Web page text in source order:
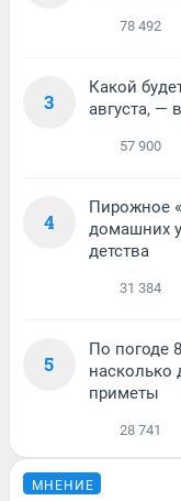
78 492
3
Какой
августа, —
57 900
4
Пирожное
домашних
детства
31 384
5
По погоде
приметы
28 741
МНЕНИЕ